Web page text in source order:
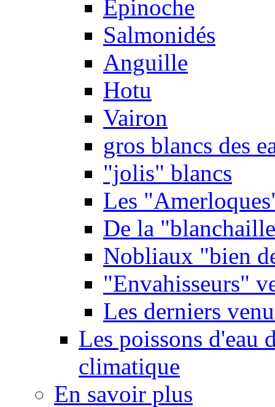
Epinoche
Salmonidés
Anguille
Hotu
Vairon
gros blancs des
"jolis" blancs
Les
De la
Nobliaux "bien
"Envahisseurs"
Les derniers
Les poissons d'eau
climatique
En savoir plus